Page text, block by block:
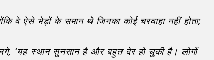
वे ऐसे भेड़ों के समान थे जिनका कोई चरवाहा नहीं होता;
स्थान सुनसान है और बहुत देर हो चुकी है। लोगों